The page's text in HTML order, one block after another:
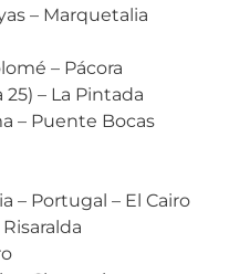
– Marquetalia
– Pácora
– La Pintada
– Puente Bocas
– Portugal – El Cairo